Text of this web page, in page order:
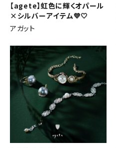
【agete】虹色に輝くオパール
×シルバーアイテム💜🤍
アガット